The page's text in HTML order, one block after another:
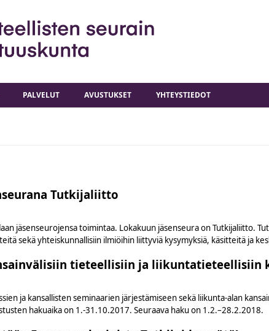
PALVELUT AVUSTUKSET YHTEYSTIEDOT
Tutkijaliitto
jäsenseurojensa toimintaa. Lokakuun jäsenseura on Tutkijaliitto.
sekä yhteiskunnallisiin ilmiöihin liittyviä kysymyksiä, käsitteitä ja
tieteellisiin ja liikuntatieteellisiin
ja kansallisten seminaarien järjestämiseen sekä liikunta-alan
hakuaika on 1.-31.10.2017. Seuraava haku on 1.2.–28.2.2018.